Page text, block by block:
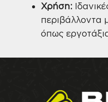
Χρήση:
περιβάλλοντα
όπως